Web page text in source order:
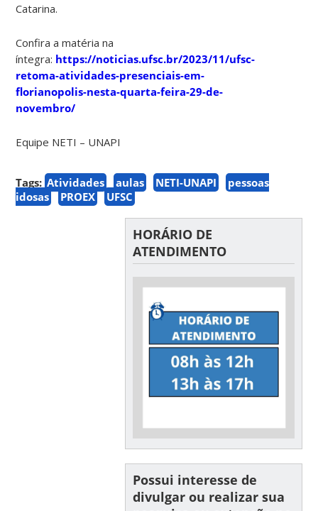
Catarina.
Confira a matéria na
íntegra: https://noticias.ufsc.br/2023/11/ufsc-
retoma-atividades-presenciais-em-
florianopolis-nesta-quarta-feira-29-de-
novembro/
Equipe NETI – UNAPI
Tags: Atividades aulas NETI-UNAPI
pessoas
idosas
PROEX UFSC
HORÁRIO DE
ATENDIMENTO
Possui interesse de
divulgar ou realizar sua